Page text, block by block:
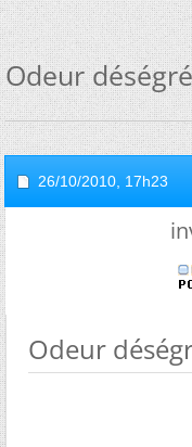
Odeur
26/10/2010, 17h23
Odeur